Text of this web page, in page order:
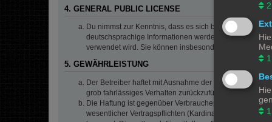
4. GENERAL PUBLIC LICENSE
Du nimmst zur Kenntnis, dass es sich bei phpBB um
deutschsprachige Informationen werden durch die
verwendet wird. Sie können insbesondere die
5. GEWÄHRLEISTUNG
Der Betreiber haftet mit Ausnahme der Verletzung von
grob fahrlässiges Verhalten zurückzuführen sind. Dies
Die Haftung ist gegenüber Verbrauchern außer bei
wesentlicher Vertragspflichten (Kardinalpflichten) auf
2
1
1